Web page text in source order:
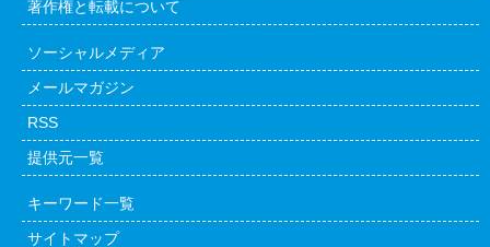
著作権と転載について
ソーシャルメディア
メールマガジン
RSS
提供元一覧
キーワード一覧
サイトマップ